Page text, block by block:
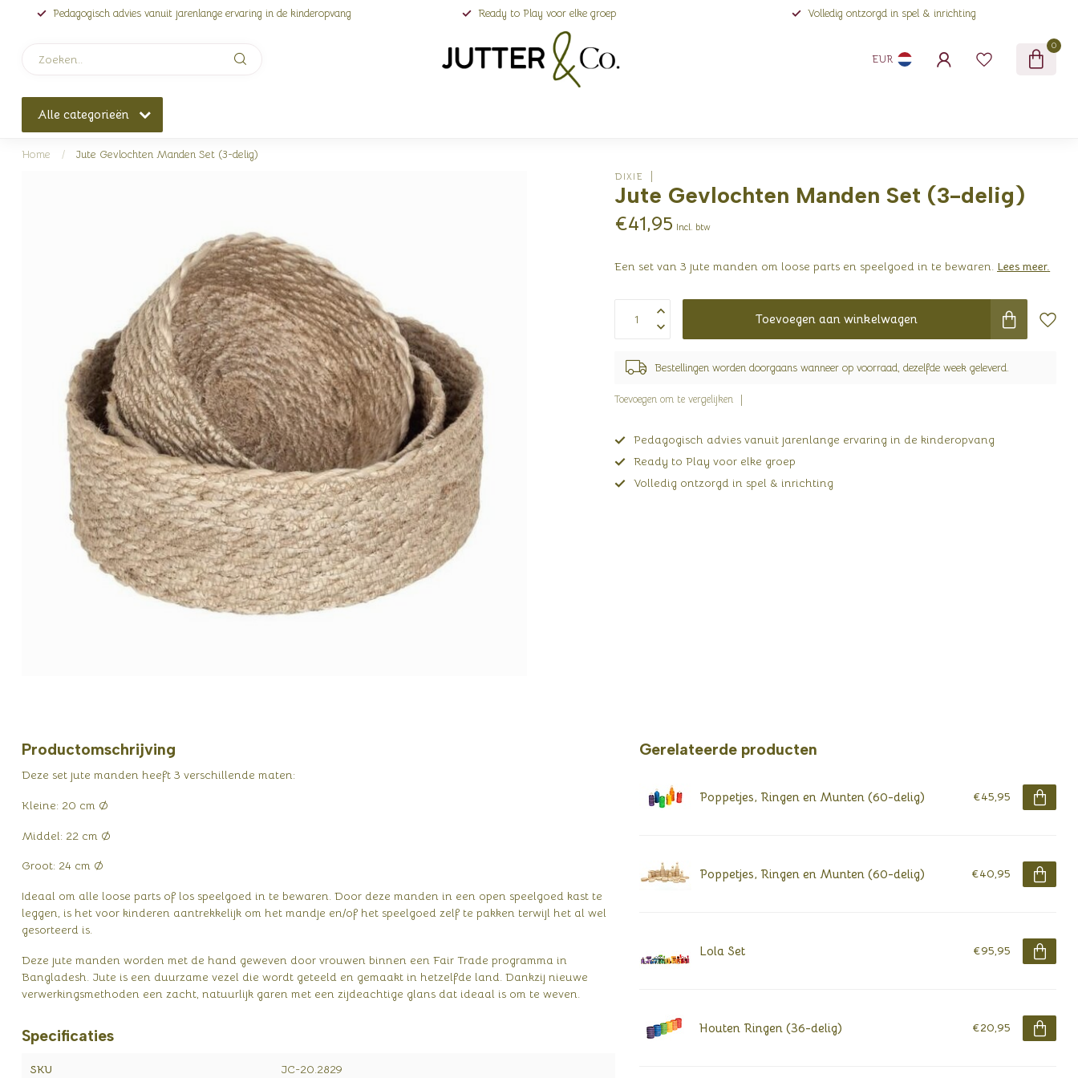
Pedagogisch advies vanuit jarenlange ervaring in de kinderopvang Ready to Play voor elke groep Volledig ontzorgd in spel & inrichting
EUR
0
Alle categorieën
Home / Jute Gevlochten Manden Set (3-delig)
DIXIE
Jute Gevlochten Manden Set (3-delig)
€41,95 Incl. btw
Een set van 3 jute manden om loose parts en speelgoed in te bewaren. Lees meer.
Toevoegen aan winkelwagen
Bestellingen worden doorgaans wanneer op voorraad, dezelfde week geleverd.
Toevoegen om te vergelijken
Pedagogisch advies vanuit jarenlange ervaring in de kinderopvang
Ready to Play voor elke groep
Volledig ontzorgd in spel & inrichting
Productomschrijving
Deze set jute manden heeft 3 verschillende maten:
Kleine: 20 cm Ø
Middel: 22 cm Ø
Groot: 24 cm Ø
Ideaal om alle loose parts of los speelgoed in te bewaren. Door deze manden in een open speelgoed kast te
leggen, is het voor kinderen aantrekkelijk om het mandje en/of het speelgoed zelf te pakken terwijl het al wel
gesorteerd is.
Deze jute manden worden met de hand geweven door vrouwen binnen een Fair Trade programma in
Bangladesh. Jute is een duurzame vezel die wordt geteeld en gemaakt in hetzelfde land. Dankzij nieuwe
verwerkingsmethoden een zacht, natuurlijk garen met een zijdeachtige glans dat ideaal is om te weven.
Specificaties
SKU JC-20.2829
Gerelateerde producten
Poppetjes, Ringen en Munten (60-delig) €45,95
Poppetjes, Ringen en Munten (60-delig) €40,95
Lola Set €95,95
Houten Ringen (36-delig) €20,95